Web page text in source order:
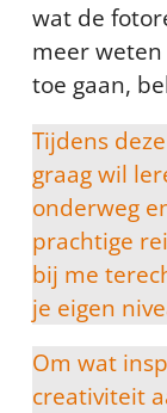
wat de
meer
toe gaan,
Tijdens
graag wil
onderweg
prachtige
bij me
je eigen
Om wat
creativiteit